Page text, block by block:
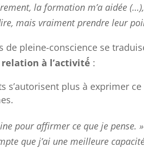
la formation m’a aidée
mais vraiment prendre leur
de pleine-conscience se
à l’activité́ :
s’autorisent plus à exprimer
pour affirmer ce que je pense. »
que j’ai une meilleure